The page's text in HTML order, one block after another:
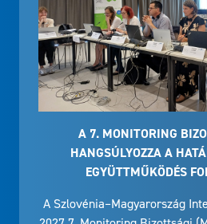
A 7. MONITORING
HANGSÚLYOZZA A
EGYÜTTMŰKÖDÉS
A Szlovénia–Magyarország
2027 7. Monitoring Bizottsági